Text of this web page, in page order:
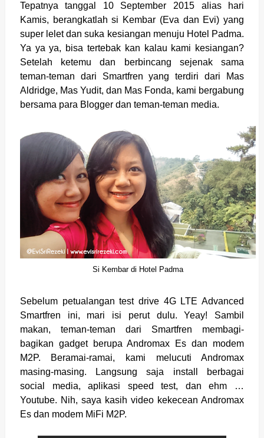
Tepatnya tanggal 10 September 2015 alias hari
Kamis, berangkatlah si Kembar (Eva dan Evi) yang
super lelet dan suka kesiangan menuju Hotel Padma.
Ya ya ya, bisa tertebak kan kalau kami kesiangan?
Setelah ketemu dan berbincang sejenak sama
teman-teman dari Smartfren yang terdiri dari Mas
Aldridge, Mas Yudit, dan Mas Fonda, kami bergabung
bersama para Blogger dan teman-teman media.
Si Kembar di Hotel Padma
Sebelum petualangan test drive 4G LTE Advanced
Smartfren ini, mari isi perut dulu. Yeay! Sambil
makan, teman-teman dari Smartfren membagi-
bagikan gadget berupa Andromax Es dan modem
M2P. Beramai-ramai, kami melucuti Andromax
masing-masing. Langsung saja install berbagai
social media, aplikasi speed test, dan ehm …
Youtube. Nih, saya kasih video kekecean Andromax
Es dan modem MiFi M2P.